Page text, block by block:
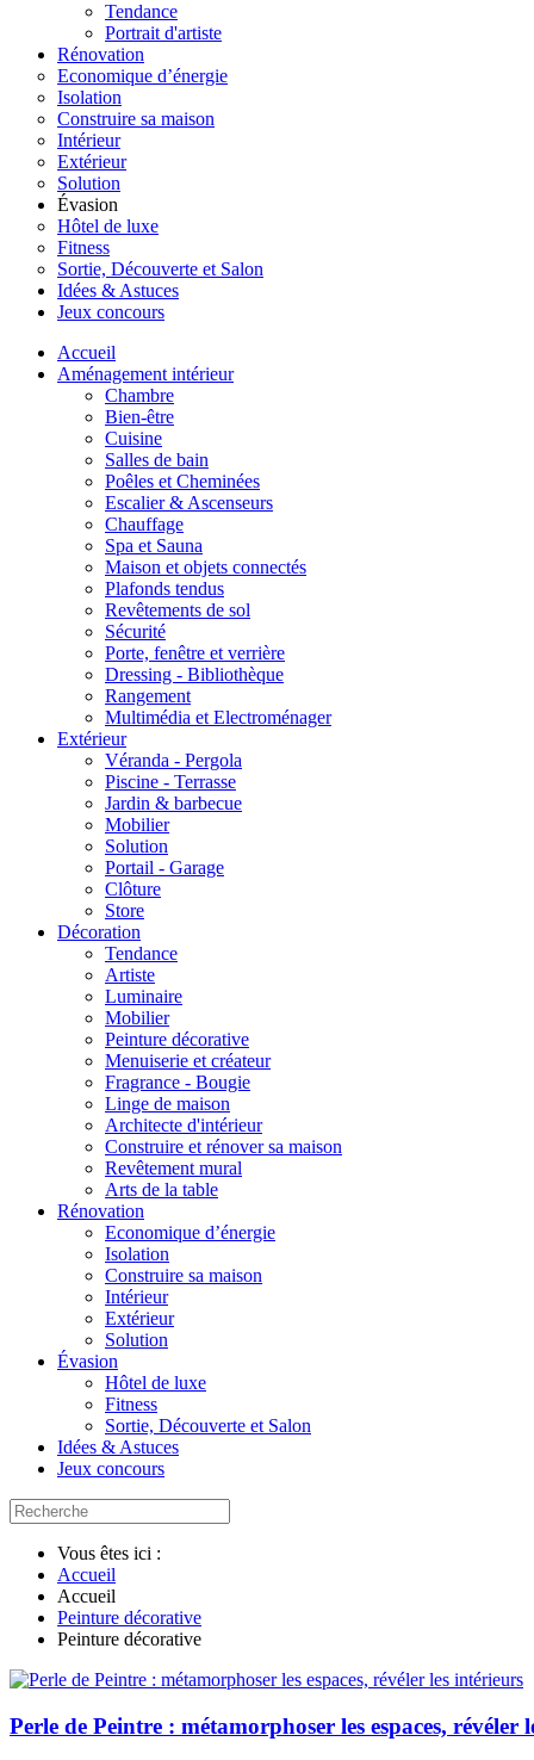
Tendance
Portrait d'artiste
Rénovation
Economique d’énergie
Isolation
Construire sa maison
Intérieur
Extérieur
Solution
Évasion
Hôtel de luxe
Fitness
Sortie, Découverte et Salon
Idées & Astuces
Jeux concours
Accueil
Aménagement intérieur
Chambre
Bien-être
Cuisine
Salles de bain
Poêles et Cheminées
Escalier & Ascenseurs
Chauffage
Spa et Sauna
Maison et objets connectés
Plafonds tendus
Revêtements de sol
Sécurité
Porte, fenêtre et verrière
Dressing - Bibliothèque
Rangement
Multimédia et Electroménager
Extérieur
Véranda - Pergola
Piscine - Terrasse
Jardin & barbecue
Mobilier
Solution
Portail - Garage
Clôture
Store
Décoration
Tendance
Artiste
Luminaire
Mobilier
Peinture décorative
Menuiserie et créateur
Fragrance - Bougie
Linge de maison
Architecte d'intérieur
Construire et rénover sa maison
Revêtement mural
Arts de la table
Rénovation
Economique d’énergie
Isolation
Construire sa maison
Intérieur
Extérieur
Solution
Évasion
Hôtel de luxe
Fitness
Sortie, Découverte et Salon
Idées & Astuces
Jeux concours
Vous êtes ici :
Accueil
Accueil
Peinture décorative
Peinture décorative
Perle de Peintre : métamorphoser les espaces, révéler